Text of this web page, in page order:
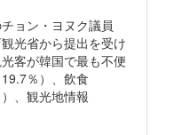
ョン・ヨヌク議員
光省から提出を受け
客が韓国で最も不便
％）、飲食
、観光地情報